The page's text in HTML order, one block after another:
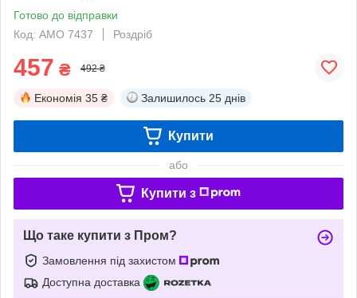
Готово до відправки
Код: AMO 7437
Роздріб
457 ₴ 492 ₴
Економія 35 ₴ Залишилось 25 днів
Купити
або
Купити з
Що таке купити з Пром?
Замовлення під захистом
Доступна доставка